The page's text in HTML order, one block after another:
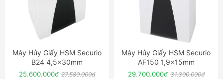
ĐẶT NGAY
Máy Hủy Giấy HSM Securio
B24 4,5x30mm
25.600.000đ 27.580.000đ
ĐẶT NGAY
Máy Hủy Giấy HSM Securio
AF150 1,9x15mm
29.700.000đ 31.300.000đ